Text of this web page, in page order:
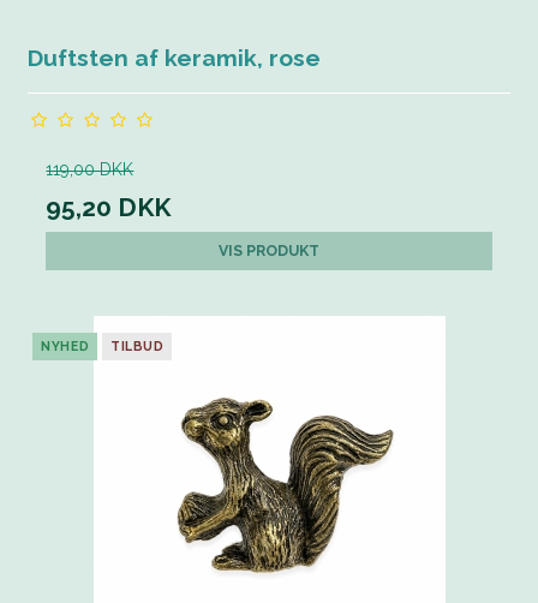
Duftsten af keramik, rose
119,00 DKK
95,20 DKK
VIS PRODUKT
NYHED TILBUD